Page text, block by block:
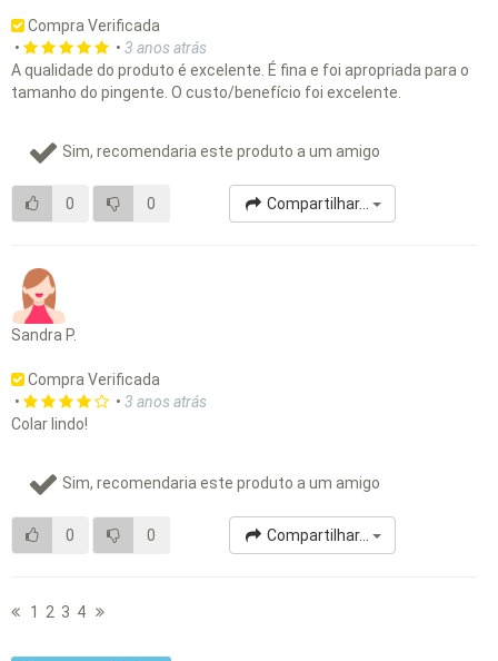
Compra Verificada
•
• 3 anos atrás
A qualidade do produto é excelente. É fina e foi apropriada para o
tamanho do pingente. O custo/benefício foi excelente.
Sim, recomendaria este produto a um amigo
0 0 Compartilhar...
Sandra P.
Compra Verificada
•
• 3 anos atrás
Colar lindo!
Sim, recomendaria este produto a um amigo
0 0 Compartilhar...
1 2 3 4